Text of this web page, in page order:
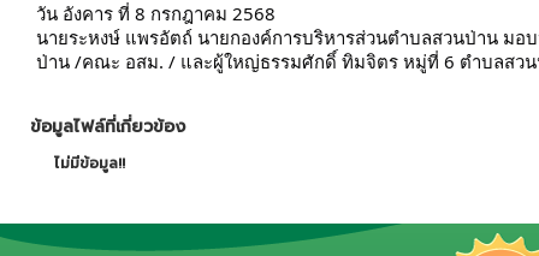
วัน อังคาร ที่ 8 กรกฎาคม 2568
นายระหงษ์ แพรอัตถ์ นายกองค์การบริหารส่วนตําบลสวนป่าน ม
ป่าน /คณะ อสม. / และผู้ใหญ่ธรรมศักดิ์ ทิมจิตร หมู่ที่ 6 ตำบลสวน
ข้อมูลไฟล์ที่เกี่ยวข้อง
ไม่มีข้อมูล!!